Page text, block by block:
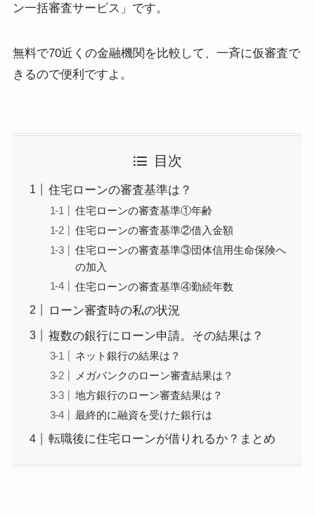
ン一括審査サービス」です。
無料で70近くの金融機関を比較して、一斉に仮審査で
きるので便利ですよ。
目次
住宅ローンの審査基準は？
住宅ローンの審査基準①年齢
住宅ローンの審査基準②借入金額
住宅ローンの審査基準③団体信用生命保険へ
の加入
住宅ローンの審査基準④勤続年数
ローン審査時の私の状況
複数の銀行にローン申請。その結果は？
ネット銀行の結果は？
メガバンクのローン審査結果は？
地方銀行のローン審査結果は？
最終的に融資を受けた銀行は
転職後に住宅ローンが借りれるか？まとめ